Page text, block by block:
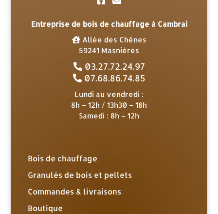
Entreprise de bois de chauffage à Cambrai
Allée des Chênes
59241 Masnières
03.27.72.24.97
07.68.86.74.85
Lundi au vendredi :
8h – 12h / 13h30 – 18h
Samedi : 8h – 12h
Bois de chauffage
Granulés de bois et pellets
Commandes & livraisons
Boutique